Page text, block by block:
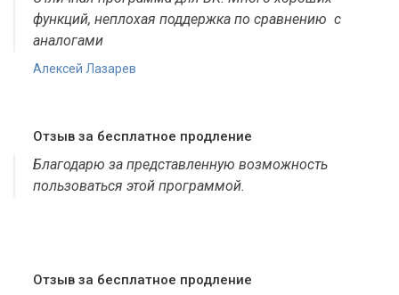
функций, неплохая поддержка по сравнению с
аналогами
Алексей Лазарев
Отзыв за бесплатное продление
Благодарю за представленную возможность
пользоваться этой программой.
Отзыв за бесплатное продление